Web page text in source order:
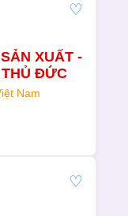
XUẤT -
THỦ ĐỨC
Nam
♡
♡